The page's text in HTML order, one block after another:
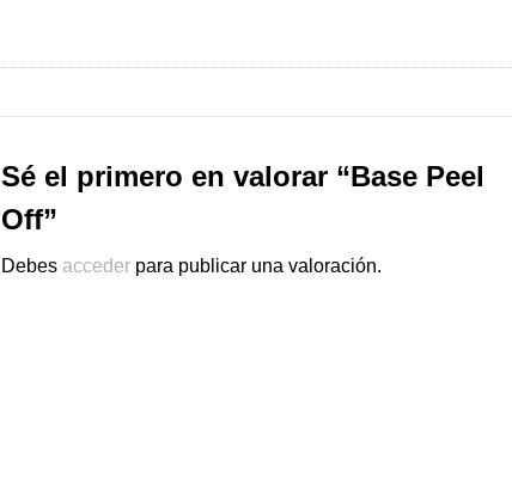
Sé el primero en valorar “Base Peel
Off”
Debes acceder para publicar una valoración.